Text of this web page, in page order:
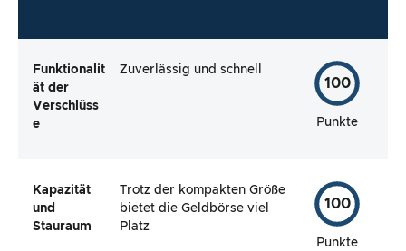
Funktionalit
ät der
Verschlüss
e
Zuverlässig und schnell
100
Punkte
Kapazität
und
Stauraum
Trotz der kompakten Größe
bietet die Geldbörse viel
Platz
100
Punkte